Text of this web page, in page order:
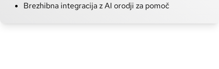
Brezhibna integracija z AI orodji za pomoč